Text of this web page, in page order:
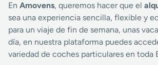
En Amovens, queremos hacer que el
sea una experiencia sencilla, flexible y
para un viaje de fin de semana, unas
día, en nuestra plataforma puedes
variedad de coches particulares en toda